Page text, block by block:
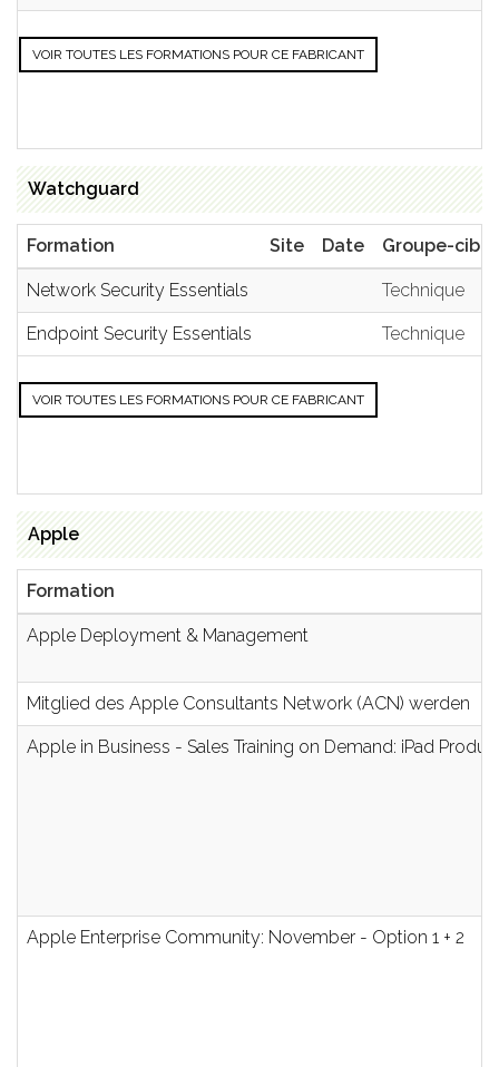
VOIR TOUTES LES FORMATIONS POUR CE FABRICANT
Watchguard
Formation Site Date Groupe-
Network Security Essentials Technique
Endpoint Security Essentials Technique
VOIR TOUTES LES FORMATIONS POUR CE FABRICANT
Apple
Formation
Apple Deployment & Management
Mitglied des Apple Consultants Network (ACN) werden
Apple in Business - Sales Training on Demand: iPad
Apple Enterprise Community: November - Option 1 + 2